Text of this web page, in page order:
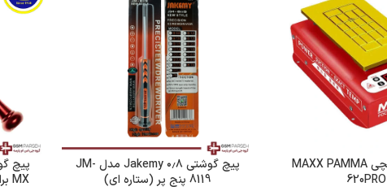
سپراتور 7اینچی MAXX PAMMA
620PRO
پیچ گوشتی ۰٫۸ Jakemy مدل JM-
8119 پنج پر (ستاره ای)